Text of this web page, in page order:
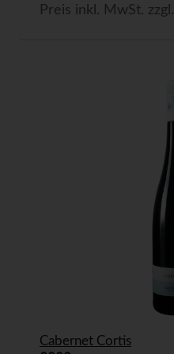
Preis inkl. MwSt. zzgl.
Cabernet Cortis